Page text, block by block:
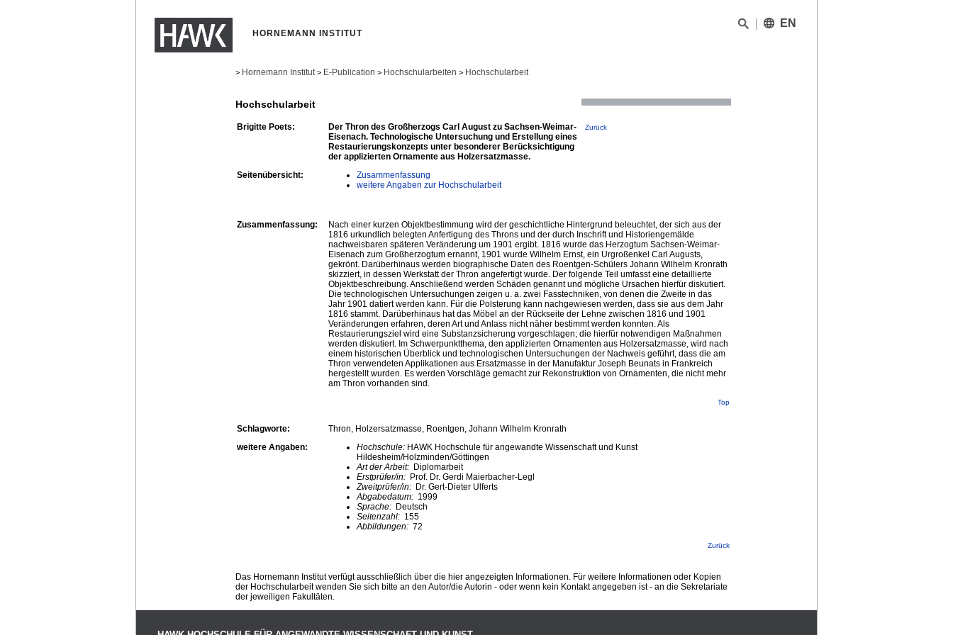
HORNEMANN INSTITUT
EN
> Hornemann Institut > E-Publication > Hochschularbeiten > Hochschularbeit
Hochschularbeit
Brigitte Poets:
Der Thron des Großherzogs Carl August zu Sachsen-Weimar-
Eisenach. Technologische Untersuchung und Erstellung eines
Restaurierungskonzepts unter besonderer Berücksichtigung
der applizierten Ornamente aus Holzersatzmasse.
Zurück
Seitenübersicht:
Zusammenfassung
weitere Angaben zur Hochschularbeit
Zusammenfassung:
Nach einer kurzen Objektbestimmung wird der geschichtliche Hintergrund beleuchtet, der sich aus der
1816 urkundlich belegten Anfertigung des Throns und der durch Inschrift und Historiengemälde
nachweisbaren späteren Veränderung um 1901 ergibt. 1816 wurde das Herzogtum Sachsen-Weimar-
Eisenach zum Großherzogtum ernannt, 1901 wurde Wilhelm Ernst, ein Urgroßenkel Carl Augusts,
gekrönt. Darüberhinaus werden biographische Daten des Roentgen-Schülers Johann Wilhelm Kronrath
skizziert, in dessen Werkstatt der Thron angefertigt wurde. Der folgende Teil umfasst eine detaillierte
Objektbeschreibung. Anschließend werden Schäden genannt und mögliche Ursachen hierfür diskutiert.
Die technologischen Untersuchungen zeigen u. a. zwei Fasstechniken, von denen die Zweite in das
Jahr 1901 datiert werden kann. Für die Polsterung kann nachgewiesen werden, dass sie aus dem Jahr
1816 stammt. Darüberhinaus hat das Möbel an der Rückseite der Lehne zwischen 1816 und 1901
Veränderungen erfahren, deren Art und Anlass nicht näher bestimmt werden konnten. Als
Restaurierungsziel wird eine Substanzsicherung vorgeschlagen; die hierfür notwendigen Maßnahmen
werden diskutiert. Im Schwerpunktthema, den applizierten Ornamenten aus Holzersatzmasse, wird nach
einem historischen Überblick und technologischen Untersuchungen der Nachweis geführt, dass die am
Thron verwendeten Applikationen aus Ersatzmasse in der Manufaktur Joseph Beunats in Frankreich
hergestellt wurden. Es werden Vorschläge gemacht zur Rekonstruktion von Ornamenten, die nicht mehr
am Thron vorhanden sind.
Top
Schlagworte:
Thron, Holzersatzmasse, Roentgen, Johann Wilhelm Kronrath
weitere Angaben:
Hochschule: HAWK Hochschule für angewandte Wissenschaft und Kunst
Hildesheim/Holzminden/Göttingen
Art der Arbeit: Diplomarbeit
Erstprüfer/in: Prof. Dr. Gerdi Maierbacher-Legl
Zweitprüfer/in: Dr. Gert-Dieter Ulferts
Abgabedatum: 1999
Sprache: Deutsch
Seitenzahl: 155
Abbildungen: 72
Zurück
Das Hornemann Institut verfügt ausschließlich über die hier angezeigten Informationen. Für weitere Informationen oder Kopien
der Hochschularbeit wenden Sie sich bitte an den Autor/die Autorin - oder wenn kein Kontakt angegeben ist - an die Sekretariate
der jeweiligen Fakultäten.